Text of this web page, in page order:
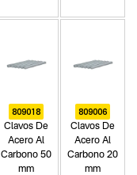
809018
Clavos De
Acero Al
Carbono 50
mm
809006
Clavos De
Acero Al
Carbono 20
mm